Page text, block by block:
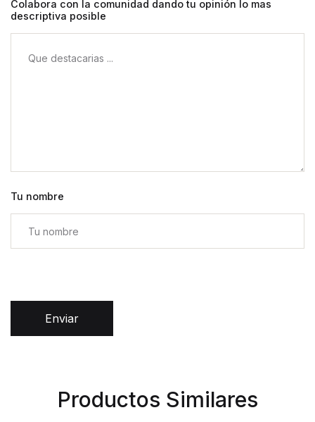
Colabora con la comunidad dando tu opinión lo mas
descriptiva posible
Tu nombre
Enviar
Productos Similares